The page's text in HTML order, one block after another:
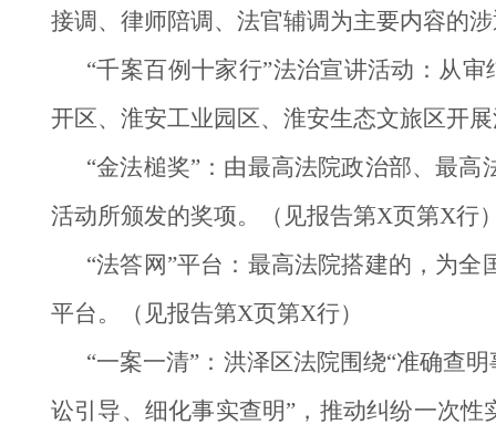
接调、律师陪调、法官辅调为主要内容的
“千案百例十家行”法治宣讲活动：从
开区、淮安工业园区、淮安生态文旅区开
“金法槌奖”：由最高法院政治部、最
活动所颁发的奖项。（见报告第X页第X行
“法答网”平台：最高法院搭建的，为
平台。（见报告第X页第X行）
“一案一清”：洪泽区法院围绕“准确查
讼引导、细化事实查明”，推动纠纷一次